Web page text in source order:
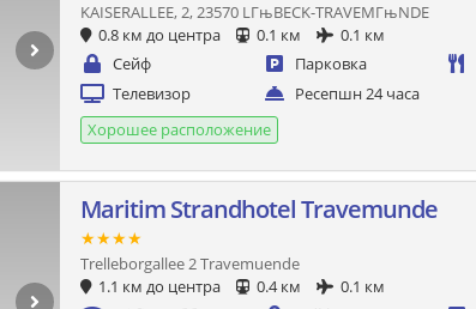
KAISERALLEE, 2, 23570 LГњBECK-TRAVEMГњNDE
0.8 км до центра
0.1 км
0.1 км
Сейф
Парковка
Телевизор
Ресепшн 24 часа
Хорошее расположение
Maritim Strandhotel Travemunde
★★★★
Trelleborgallee 2 Travemuende
1.1 км до центра
0.4 км
0.1 км